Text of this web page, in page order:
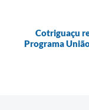
Cotriguaçu
Programa